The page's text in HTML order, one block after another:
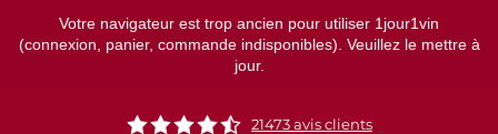
Votre navigateur est trop ancien pour utiliser 1jour1vin
(connexion, panier, commande indisponibles). Veuillez le mettre à
jour.
21473 avis clients